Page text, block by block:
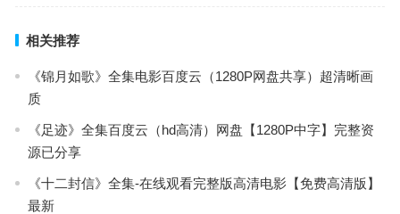
相关推荐
《锦月如歌》全集电影百度云（1280P网盘共享）超清晰画
质
《足迹》全集百度云（hd高清）网盘【1280P中字】完整资
源已分享
《十二封信》全集-在线观看完整版高清电影【免费高清版】
最新